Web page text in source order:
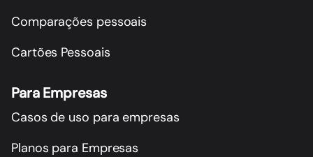
Comparações pessoais
Cartões Pessoais
Para Empresas
Casos de uso para empresas
Planos para Empresas